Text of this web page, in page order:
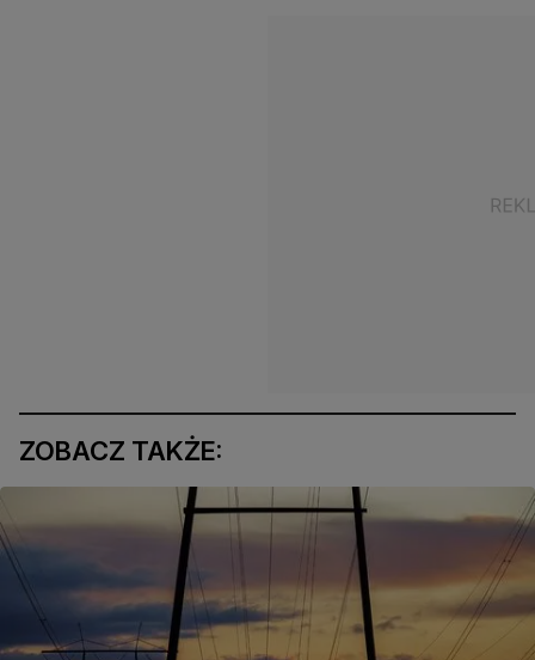
ZOBACZ TAKŻE: